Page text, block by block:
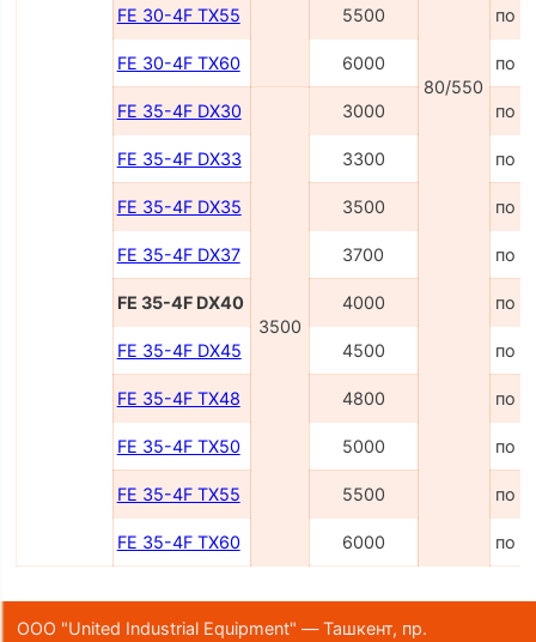
80/550
FE 30-4F TX55 5500 по
FE 30-4F TX60 6000 по
FE 35-4F DX30
3500
3000 по
FE 35-4F DX33 3300 по
FE 35-4F DX35 3500 по
FE 35-4F DX37 3700 по
FE 35-4F DX40 4000 по
FE 35-4F DX45 4500 по
FE 35-4F TX48 4800 по
FE 35-4F TX50 5000 по
FE 35-4F TX55 5500 по
FE 35-4F TX60 6000 по
ООО "United Industrial Equipment" — Ташкент, пр.